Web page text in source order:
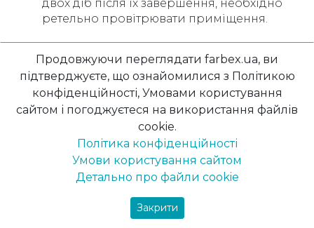
двох діб після їх завершення, необхідно
ретельно провітрювати приміщення.
Порівняно з іншими типами емалей, Емалі
ПФ-115 відзначаються своєю високою міцністю,
стійкістю та термічними змінами. Вони також
мають широкий спектр кольорів, що дозволяє
створювати різноманітні дизайни.
Емалі ПФ-115 – це високоякісний матеріал з
застосування у промисловості, будівництві та
мистецтві. Його властивості, легкість
Продовжуючи переглядати farbex.ua, ви
підтверджуєте, що ознайомилися з Політикою
конфіденційності, Умовами користування
сайтом і погоджуєтеся на використання файлів
cookie.
Політика конфіденційності
Умови користування сайтом
Детально про файли cookie
Закрити